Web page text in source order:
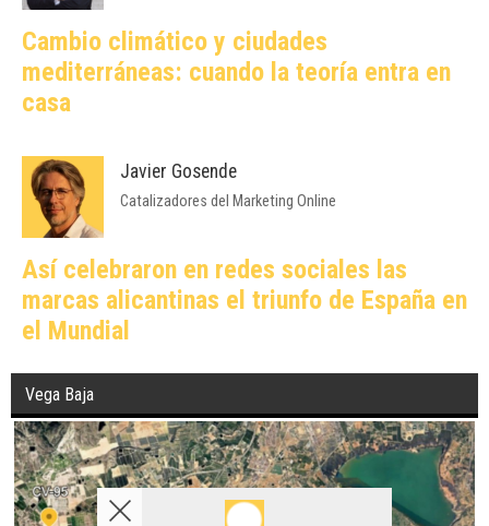
Cambio climático y ciudades
mediterráneas: cuando la teoría entra en
casa
Javier Gosende
Catalizadores del Marketing Online
Así celebraron en redes sociales las
marcas alicantinas el triunfo de España en
el Mundial
Vega Baja